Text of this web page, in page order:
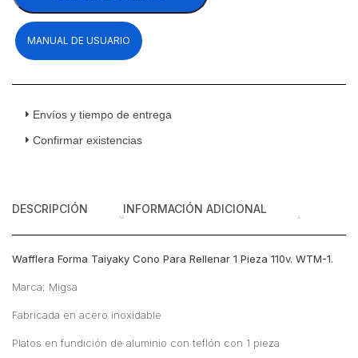
Forma
Taiyaky
Cono
Para
Pieza
cantidad
MANUAL DE USUARIO
Envíos y tiempo de entrega
Confirmar existencias
DESCRIPCIÓN INFORMACIÓN ADICIONAL
Wafflera Forma Taiyaky Cono Para Rellenar 1 Pieza 110v. WTM-1.
Marca: Migsa
Fabricada en acero inoxidable
Platos en fundición de aluminio con teflón con 1 pieza